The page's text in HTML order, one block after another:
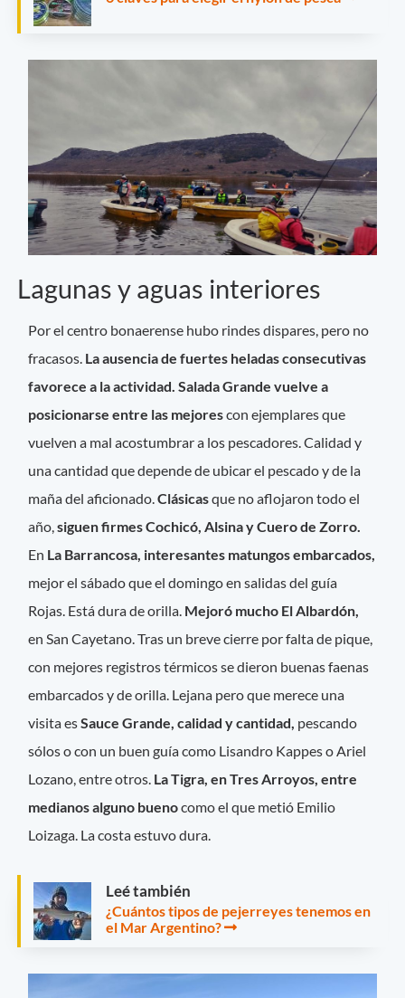
Lagunas y aguas interiores
Por el centro bonaerense hubo rindes dispares, pero no
fracasos. La ausencia de fuertes heladas consecutivas
favorece a la actividad. Salada Grande vuelve a
posicionarse entre las mejorescon ejemplares que
vuelven a mal acostumbrar a los pescadores. Calidad y
una cantidad que depende de ubicar el pescado y de la
maña del aficionado.Clásicasque no aflojaron todo el
año,siguen firmes Cochicó, Alsina y Cuero de Zorro.
En La Barrancosa, interesantes matungos embarcados,
mejor el sábado que el domingo en salidas del guía
Rojas. Está dura de orilla. Mejoró mucho El Albardón,
en San Cayetano. Tras un breve cierre por falta de pique,
con mejores registros térmicos se dieron buenas faenas
embarcados y de orilla. Lejana pero que merece una
visita esSauce Grande, calidad y cantidad, pescando
sólos o con un buen guía como Lisandro Kappes o Ariel
Lozano, entre otros. La Tigra, en Tres Arroyos, entre
medianos alguno buenocomo el que metió Emilio
Loizaga. La costa estuvo dura.
Leé también
¿Cuántos tipos de pejerreyes tenemos en
el Mar Argentino?